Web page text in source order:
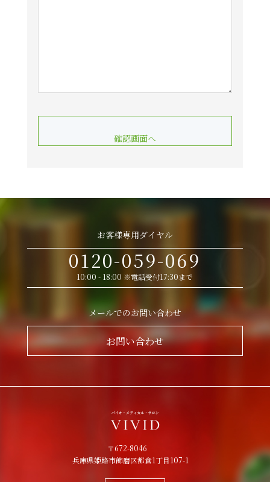
お客様専用ダイヤル
0120-059-069
10:00 - 18:00 ※電話受付17:30まで
メールでのお問い合わせ
お問い合わせ
〒672-8046
兵庫県姫路市飾磨区都倉1丁目107-1